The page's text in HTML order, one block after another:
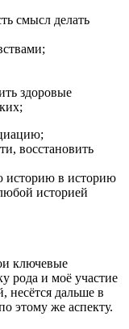
смысл делать
здоровые
восстановить
историю в историю
историей
ключевые
рода и моё участие
несётся дальше в
этому же аспекту.